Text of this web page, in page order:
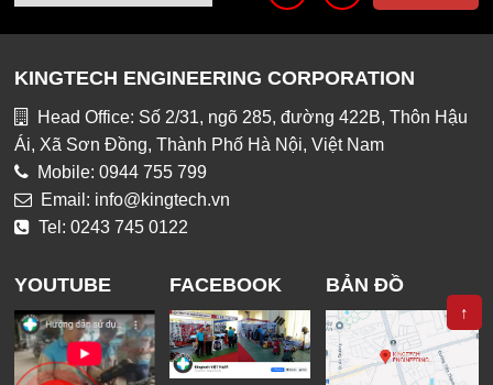
KINGTECH ENGINEERING CORPORATION
Head Office: Số 2/31, ngõ 285, đường 422B, Thôn Hậu
Ái, Xã Sơn Đồng, Thành Phố Hà Nội, Việt Nam
Mobile: 0944 755 799
Email: info@kingtech.vn
Tel: 0243 745 0122
YOUTUBE FACEBOOK BẢN ĐỒ
↑